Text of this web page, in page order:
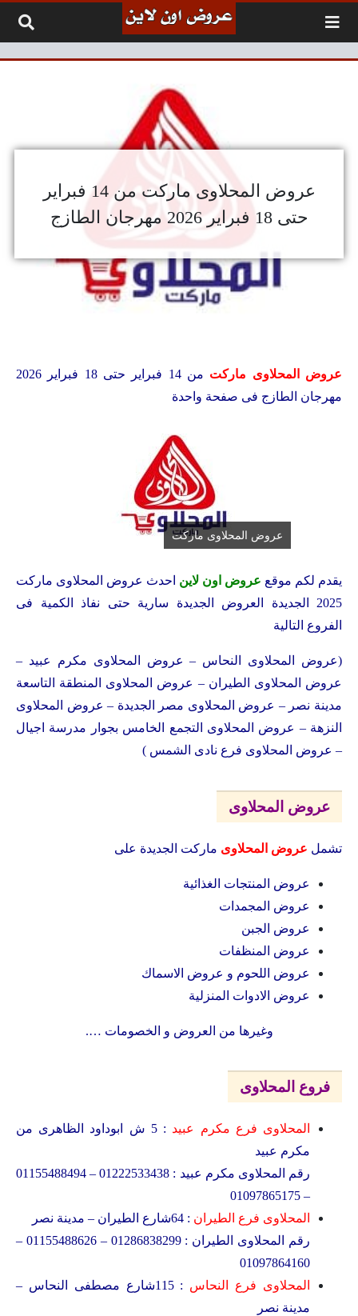
عروض المحلاوى ماركت من 14 فبراير
حتى 18 فبراير 2026 مهرجان الطازج
عروض المحلاوى ماركت
من 14 فبراير حتى 18 فبراير 2026
مهرجان الطازج فى صفحة واحدة
عروض المحلاوى ماركت
يقدم لكم موقع عروض اون لاين احدث عروض المحلاوى ماركت
2025 الجديدة العروض الجديدة سارية حتى نفاذ الكمية فى
الفروع التالية
(عروض المحلاوى النحاس – عروض المحلاوى مكرم عبيد –
عروض المحلاوى الطيران – عروض المحلاوى المنطقة التاسعة
مدينة نصر – عروض المحلاوى مصر الجديدة – عروض المحلاوى
النزهة – عروض المحلاوى التجمع الخامس بجوار مدرسة اجيال
– عروض المحلاوى فرع نادى الشمس )
عروض المحلاوى
تشمل عروض المحلاوى ماركت الجديدة على
عروض المنتجات الغذائية
عروض المجمدات
عروض الجبن
عروض المنظفات
عروض اللحوم و عروض الاسماك
عروض الادوات المنزلية
وغيرها من العروض و الخصومات ….
فروع المحلاوى
المحلاوى فرع مكرم عبيد
: 5 ش ابوداود الظاهرى من
مكرم عبيد
رقم المحلاوى مكرم عبيد : 01222533438 – 01155488494
– 01097865175
المحلاوى فرع الطيران : 64شارع الطيران – مدينة نصر
رقم المحلاوى الطيران : 01286838299 – 01155488626 –
01097864160
المحلاوى فرع النحاس
: 115شارع مصطفى النحاس –
مدينة نصر